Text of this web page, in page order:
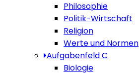
Philosophie
Politik-Wirtschaft
Religion
Werte und Normen
Aufgabenfeld C
Biologie